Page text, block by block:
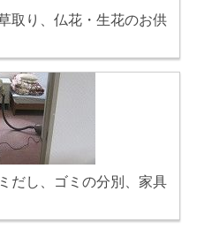
取り、仏花・生花のお供
だし、ゴミの分別、家具